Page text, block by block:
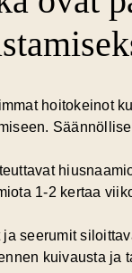
hoitokeinot
1-2 kertaa
ja seerumit
kuivausta ja